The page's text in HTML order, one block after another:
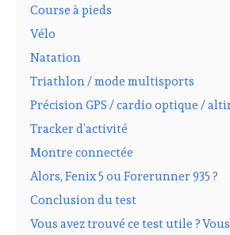
Course à pieds
Vélo
Natation
Triathlon / mode multisports
Précision GPS / cardio optique /
Tracker d’activité
Montre connectée
Alors, Fenix 5 ou Forerunner 935 ?
Conclusion du test
Vous avez trouvé ce test utile ?